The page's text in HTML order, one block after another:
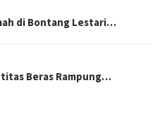
di Bontang Lestari…
Beras Rampung…